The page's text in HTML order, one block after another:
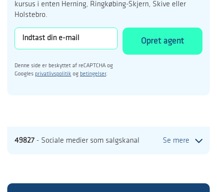
kursus i enten Herning, Ringkøbing-Skjern, Skive eller
Holstebro.
Opret agent
Denne side er beskyttet af reCAPTCHA og
Googles privatlivspolitik og betingelser.
49827 - Sociale medier som salgskanal Se mere